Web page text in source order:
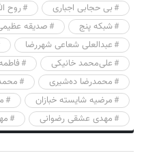
بی حجابی اجباری
روح
شبکه پنج
صدیقه
عبدالعلی شعاعی شهررضا
علی‌محمد خانیکی
محمدرضا ده‌شیری
مرضیه شایسته خبازان
مهدی عشقی رضوانی